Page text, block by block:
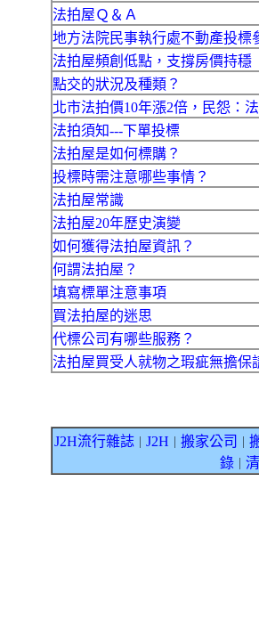
法拍屋Ｑ＆Ａ
地方法院民事執行處不動產投標
法拍屋頻創低點，支撐房價持穩
點交的狀況及種類？
北市法拍價10年漲2倍，民怨：
法拍須知---下單投標
法拍屋是如何標購？
投標時需注意哪些事情？
法拍屋常識
法拍屋20年歷史演變
如何獲得法拍屋資訊？
何謂法拍屋？
填寫標單注意事項
買法拍屋的迷思
代標公司有哪些服務？
法拍屋買受人就物之瑕疵無擔保
J2H流行雜誌 J2H 搬家公司
錄｜